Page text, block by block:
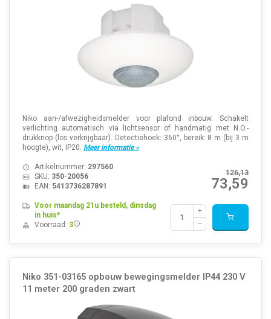
Niko aan-/afwezigheidsmelder voor plafond inbouw. Schakelt
verlichting automatisch via lichtsensor of handmatig met N.O.-
drukknop (los verkrijgbaar). Detectiehoek: 360°, bereik: 8 m (bij 3 m
hoogte), wit, IP20. Meer informatie »
126,13
73,59
Artikelnummer: 297560
SKU: 350-20056
EAN: 5413736287891
Voor maandag 21u besteld, dinsdag
in huis*
Voorraad: 3
Niko 351-03165 opbouw bewegingsmelder IP44 230 V
11 meter 200 graden zwart